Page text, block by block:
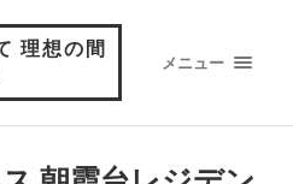
理想の間
メニュー